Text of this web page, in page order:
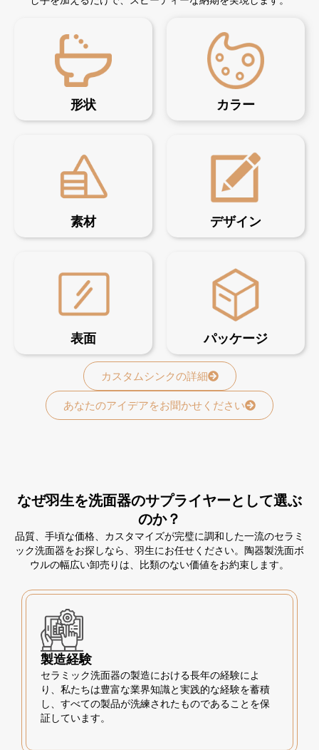
形状 カラー
素材 デザイン
表面 パッケージ
カスタムシンクの詳細
あなたのアイデアをお聞かせください
なぜ羽生を洗面器のサプライヤーとして選ぶ
のか？
品質、手頃な価格、カスタマイズが完璧に調和した一流のセラミ
ック洗面器をお探しなら、羽生にお任せください。陶器製洗面ボ
ウルの幅広い卸売りは、比類のない価値をお約束します。
製造経験
セラミック洗面器の製造における長年の経験によ
り、私たちは豊富な業界知識と実践的な経験を蓄積
し、すべての製品が洗練されたものであることを保
証しています。